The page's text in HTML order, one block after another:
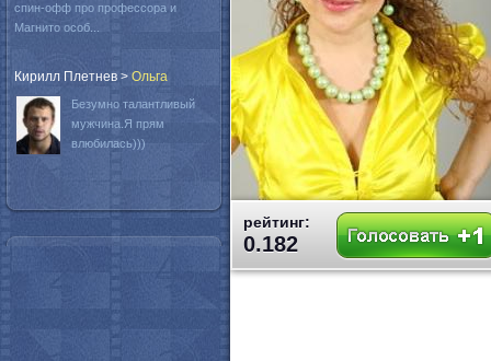
рейтинг:
0.182
спин-офф про профессора и
Магнито особ...
Кирилл Плетнев > Oльга
Безумно талантливый
мужчина.Я прям
влюбилась)))